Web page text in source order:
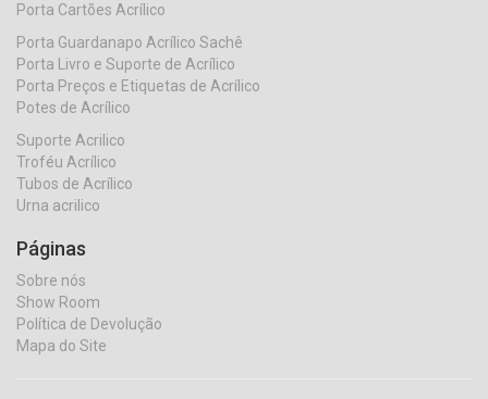
Porta Cartões Acrílico
Porta Guardanapo Acrílico Sachê
Porta Livro e Suporte de Acrílico
Porta Preços e Etiquetas de Acrílico
Potes de Acrílico
Suporte Acrilico
Troféu Acrílico
Tubos de Acrílico
Urna acrilico
Páginas
Sobre nós
Show Room
Política de Devolução
Mapa do Site